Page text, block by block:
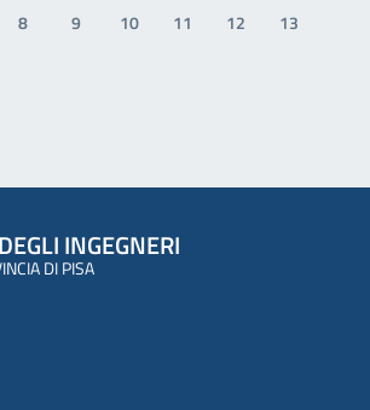
8 9 10 11 12 13
INGEGNERI
DI PISA